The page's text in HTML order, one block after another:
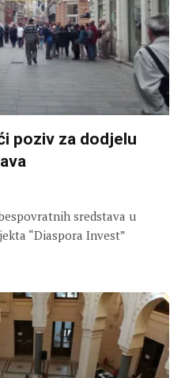
poziv za dodjelu
sredstava u
“Diaspora Invest”